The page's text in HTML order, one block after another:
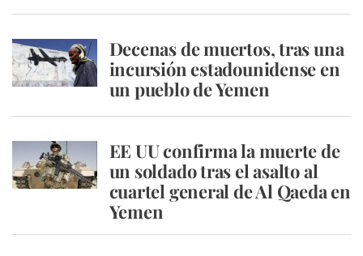
Decenas de muertos, tras una
incursión estadounidense en
un pueblo de Yemen
EE UU confirma la muerte de
un soldado tras el asalto al
cuartel general de Al Qaeda en
Yemen